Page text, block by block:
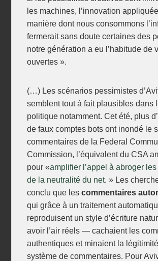
les machines, l’innovation
manière dont nous consommons
fermerait sans doute certaines des
notre génération a eu l’habitude de
ouvertes ».
(…) Les scénarios pessimistes
semblent tout à fait plausibles dans
politique notamment. Cet été, plus
de faux comptes bots ont inondé le
commentaires de la Federal
Commission, l’équivalent du CSA
pour «amplifier l’appel à abroger
de la neutralité du net. » Les
conclu que lescommentaires
qui grâce à un traitement
reproduisent un style d’écriture
avoir l’air réels — cachaient les
authentiques et minaient la
système de commentaires. Pour